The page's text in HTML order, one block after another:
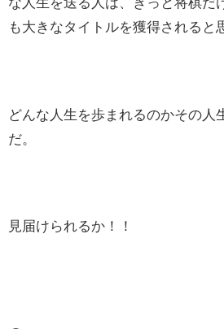
も大きなタイトルを獲得されると
どんな人生を歩まれるのかその人
だ。
見届けられるか！！